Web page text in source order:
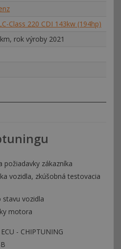
Class 220 CDI 143kw (194hp)
rok výroby 2021
požiadavky zákazníka
vozidla, zkúšobná testovacia
stavu vozidla
motora
- CHIPTUNING